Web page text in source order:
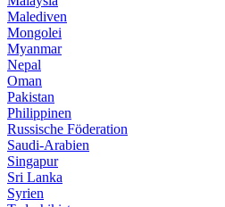
Malediven
Mongolei
Myanmar
Nepal
Oman
Pakistan
Philippinen
Russische Föderation
Saudi-Arabien
Singapur
Sri Lanka
Syrien